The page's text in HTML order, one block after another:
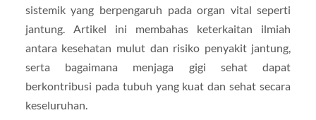
sistemik yang berpengaruh pada organ vital seperti
jantung. Artikel ini membahas keterkaitan ilmiah
antara kesehatan mulut dan risiko penyakit jantung,
serta bagaimana menjaga gigi sehat dapat
berkontribusi pada tubuh yang kuat dan sehat secara
keseluruhan.